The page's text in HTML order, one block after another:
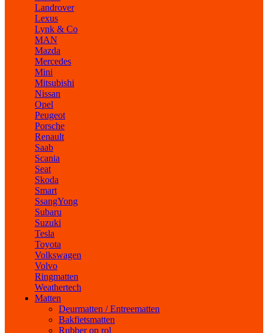
Landrover
Lexus
Lynk & Co
MAN
Mazda
Mercedes
Mini
Mitsubishi
Nissan
Opel
Peugeot
Porsche
Renault
Saab
Scania
Seat
Skoda
Smart
SsangYong
Subaru
Suzuki
Tesla
Toyota
Volkswagen
Volvo
Ringmatten
Weathertech
Matten
Deurmatten / Entreematten
Bakfietsmatten
Rubber op rol